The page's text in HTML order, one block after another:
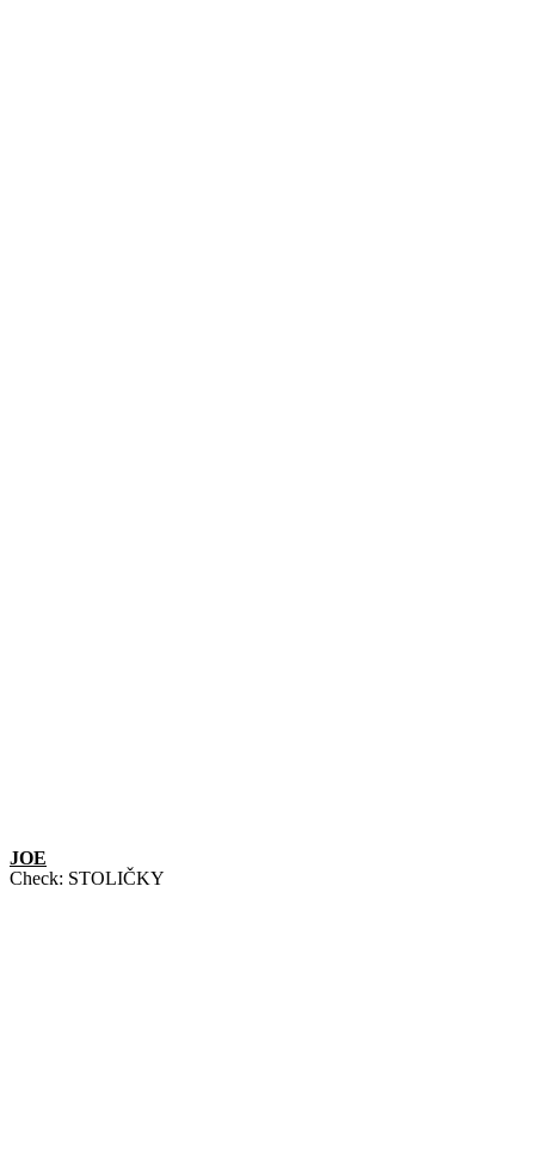
JOE
Check: STOLIČKY